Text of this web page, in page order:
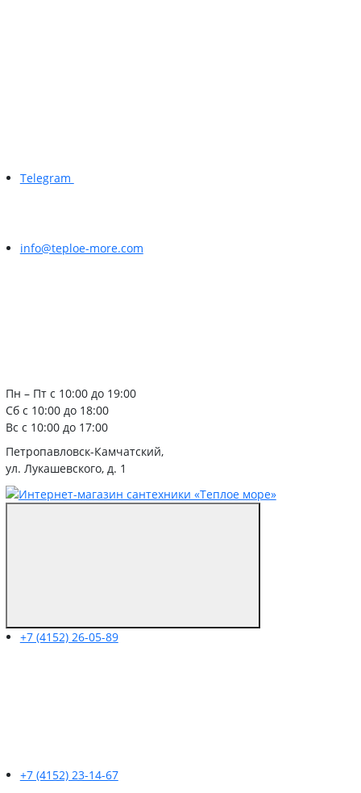
Telegram
info@teploe-more.com
Пн – Пт с 10:00 до 19:00
Сб с 10:00 до 18:00
Вс с 10:00 до 17:00
Петропавловск-Камчатский,
ул. Лукашевского, д. 1
+7 (4152) 26-05-89
+7 (4152) 23-14-67